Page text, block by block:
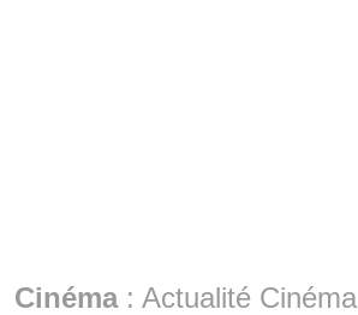
Cinéma: Actualité Cinéma